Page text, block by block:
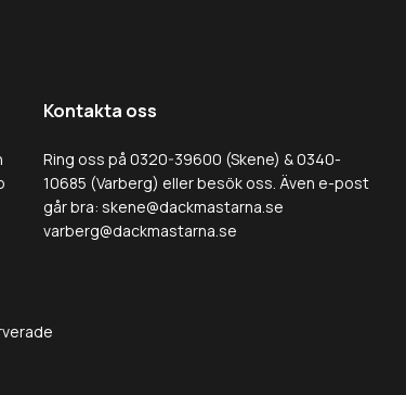
Kontakta oss
Ring oss på 0320-39600 (Skene) & 0340-
10685 (Varberg) eller besök oss. Även e-post
går bra: skene@dackmastarna.se
varberg@dackmastarna.se